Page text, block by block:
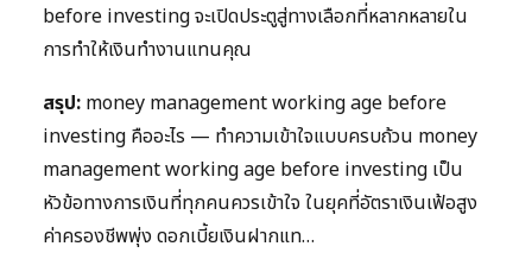
before investing จะเปิดประตูสู่ทางเลือกที่หลากหลายใน
การทำให้เงินทำงานแทนคุณ
สรุป: money management working age before
investing คืออะไร — ทำความเข้าใจแบบครบถ้วน money
management working age before investing เป็น
หัวข้อทางการเงินที่ทุกคนควรเข้าใจ ในยุคที่อัตราเงินเฟ้อสูง
ค่าครองชีพพุ่ง ดอกเบี้ยเงินฝากแท…